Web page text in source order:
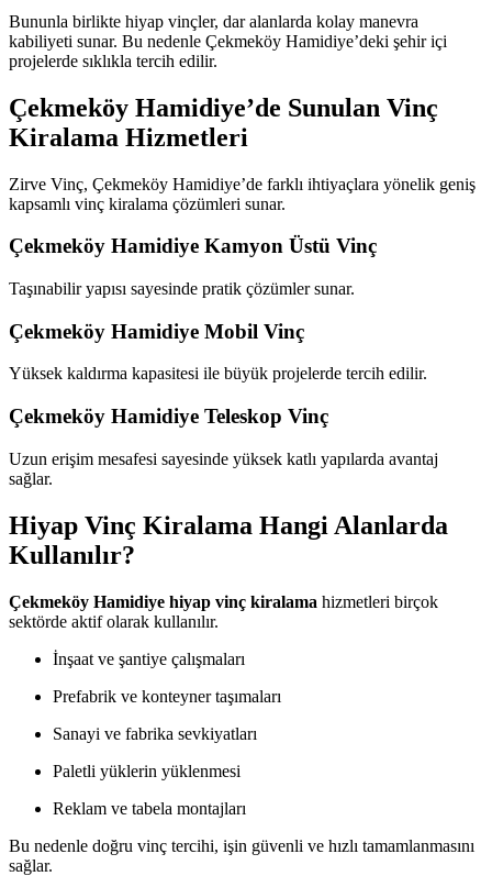
Bununla birlikte hiyap vinçler, dar alanlarda kolay manevra
kabiliyeti sunar. Bu nedenle Çekmeköy Hamidiye’deki şehir içi
projelerde sıklıkla tercih edilir.
Çekmeköy Hamidiye’de Sunulan Vinç
Kiralama Hizmetleri
Zirve Vinç, Çekmeköy Hamidiye’de farklı ihtiyaçlara yönelik geniş
kapsamlı vinç kiralama çözümleri sunar.
Çekmeköy Hamidiye Kamyon Üstü Vinç
Taşınabilir yapısı sayesinde pratik çözümler sunar.
Çekmeköy Hamidiye Mobil Vinç
Yüksek kaldırma kapasitesi ile büyük projelerde tercih edilir.
Çekmeköy Hamidiye Teleskop Vinç
Uzun erişim mesafesi sayesinde yüksek katlı yapılarda avantaj
sağlar.
Hiyap Vinç Kiralama Hangi Alanlarda
Kullanılır?
Çekmeköy Hamidiye hiyap vinç kiralama hizmetleri birçok
sektörde aktif olarak kullanılır.
İnşaat ve şantiye çalışmaları
Prefabrik ve konteyner taşımaları
Sanayi ve fabrika sevkiyatları
Paletli yüklerin yüklenmesi
Reklam ve tabela montajları
Bu nedenle doğru vinç tercihi, işin güvenli ve hızlı tamamlanmasını
sağlar.